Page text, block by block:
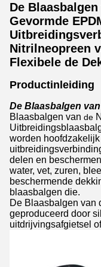
De
Gevormde
Nitrilneopreen
Flexibele de
Productinleiding
De Blaasbalgen van
Blaasbalgen van de
worden
delen en
water, vet, zuren,
beschermende
blaasbalgen die.
De Blaasbalgen van
geproduceerd door
uitdrijvingsafgietsel